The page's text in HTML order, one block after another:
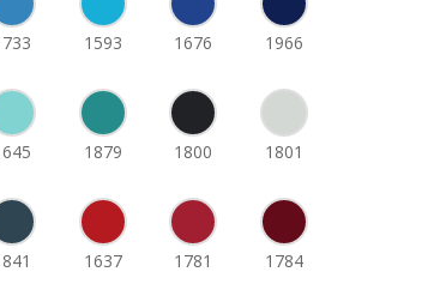
1593 1676 1966
1879 1800 1801
1637 1781 1784